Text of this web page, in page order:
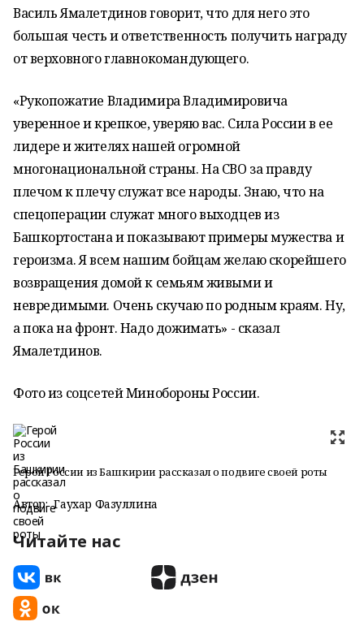
Василь Ямалетдинов говорит, что для него это
большая честь и ответственность получить награду
от верховного главнокомандующего.
«Рукопожатие Владимира Владимировича
уверенное и крепкое, уверяю вас. Сила России в ее
лидере и жителях нашей огромной
многонациональной страны. На СВО за правду
плечом к плечу служат все народы. Знаю, что на
спецоперации служат много выходцев из
Башкортостана и показывают примеры мужества и
героизма. Я всем нашим бойцам желаю скорейшего
возвращения домой к семьям живыми и
невредимыми. Очень скучаю по родным краям. Ну,
а пока на фронт. Надо дожимать» - сказал
Ямалетдинов.
Фото из соцсетей Минобороны России.
Герой России из Башкирии рассказал о подвиге своей роты
Автор: Гаухар Фазуллина
Читайте нас